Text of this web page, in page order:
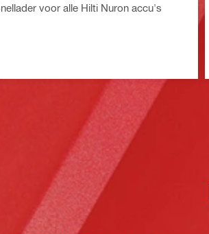
voor alle Hilti Nuron accu's